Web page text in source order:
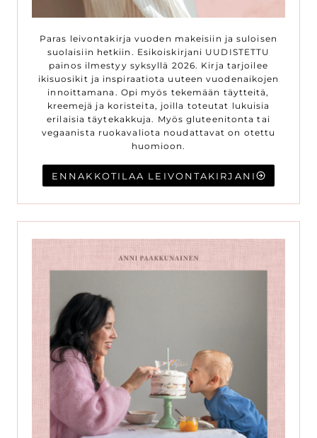
Paras leivontakirja vuoden makeisiin ja suloisen
suolaisiin hetkiin. Esikoiskirjani UUDISTETTU
painos ilmestyy syksyllä 2026. Kirja tarjoilee
ikisuosikit ja inspiraatiota uuteen vuodenaikojen
innoittamana. Opi myös tekemään täytteitä,
kreemejä ja koristeita, joilla toteutat lukuisia
erilaisia täytekakkuja. Myös gluteenitonta tai
vegaanista ruokavaliota noudattavat on otettu
huomioon.
ENNAKKOTILAA LEIVONTAKIRJANI